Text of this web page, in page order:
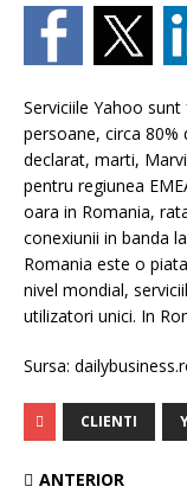
Serviciile Yahoo
persoane, circa
declarat, marti,
pentru regiunea
oara in Romania,
conexiunii in banda
Romania este o
nivel mondial,
utilizatori unici. In
Sursa:
CLIENTI
ANTERIOR